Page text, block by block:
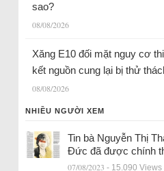
sao?
08/08/2026
Xăng E10 đối mặt nguy cơ
kết nguồn cung lại bị thử
08/08/2026
NHIỀU NGƯỜI XEM
Tin bà Nguyễn Thị
Đức đã được chính
07/08/2023 - 15.090 Views